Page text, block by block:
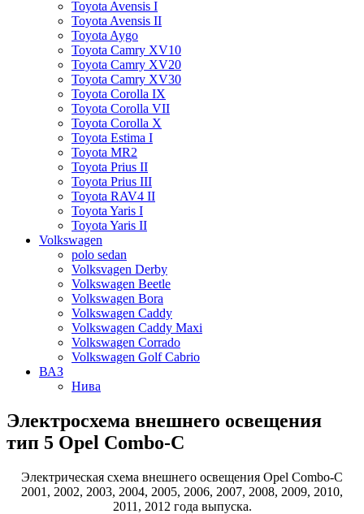
Toyota Avensis I
Toyota Avensis II
Toyota Aygo
Toyota Camry XV10
Toyota Camry XV20
Toyota Camry XV30
Toyota Corolla IX
Toyota Corolla VII
Toyota Corolla X
Toyota Estima I
Toyota MR2
Toyota Prius II
Toyota Prius III
Toyota RAV4 II
Toyota Yaris I
Toyota Yaris II
Volkswagen
polo sedan
Volksvagen Derby
Volkswagen Beetle
Volkswagen Bora
Volkswagen Caddy
Volkswagen Caddy Maxi
Volkswagen Corrado
Volkswagen Golf Cabrio
ВАЗ
Нива
Электросхема внешнего освещения
тип 5 Opel Combo-С
Электрическая схема внешнего освещения Opel Combo-С
2001, 2002, 2003, 2004, 2005, 2006, 2007, 2008, 2009, 2010,
2011, 2012 года выпуска.